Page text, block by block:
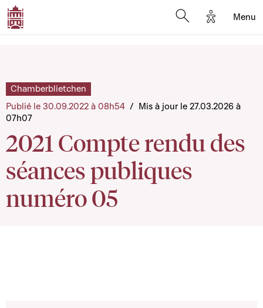
Options
Menu
2021 Compte rendu des
séances publiques
numéro 05
Chamberblietchen
Publié le 30.09.2022 à 08h54 / Mis à jour le 27.03.2026 à
07h07